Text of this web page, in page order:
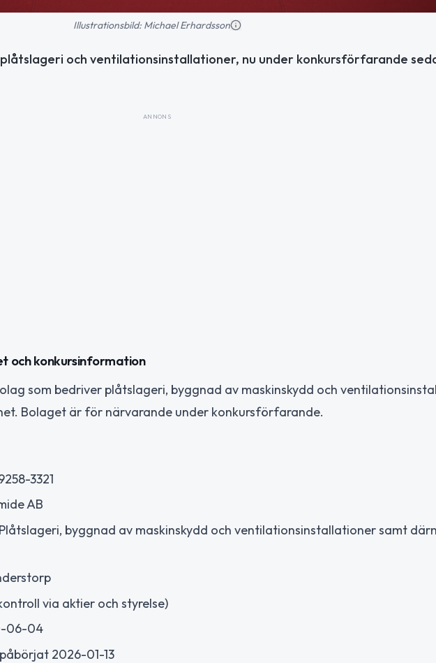
Illustrationsbild: Michael Erhardsson
och ventilationsinstallationer, nu under konkursförfarande
ANNONS
och konkursinformation
som bedriver plåtslageri, byggnad av maskinskydd och
Bolaget är för närvarande under konkursförfarande.
3321
AB
Plåtslageri, byggnad av maskinskydd och ventilationsinstallationer samt
via aktier och styrelse)
06-04
2026-01-13